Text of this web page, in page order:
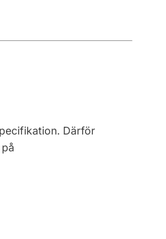
Därför